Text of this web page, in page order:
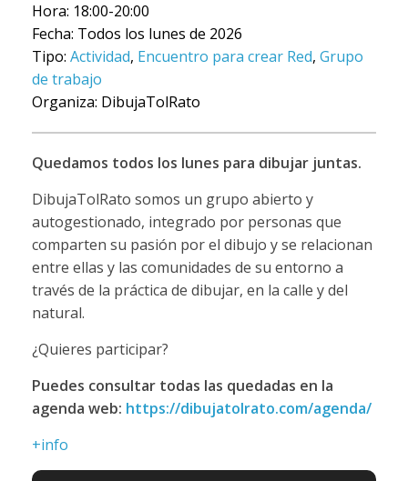
Hora: 18:00-20:00
Fecha: Todos los lunes de 2026
Tipo: Actividad, Encuentro para crear Red, Grupo
de trabajo
Organiza: DibujaTolRato
Quedamos todos los lunes para dibujar juntas.
DibujaTolRato somos un grupo abierto y
autogestionado, integrado por personas que
comparten su pasión por el dibujo y se relacionan
entre ellas y las comunidades de su entorno a
través de la práctica de dibujar, en la calle y del
natural.
¿Quieres participar?
Puedes consultar todas las quedadas en la
agenda web: https://dibujatolrato.com/agenda/
+info